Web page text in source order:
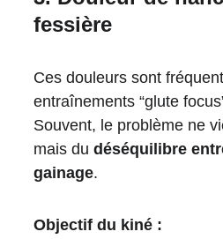
fessière
Ces douleurs sont
entraînements “glute
Souvent, le problème ne
mais du déséquilibre
gainage.
Objectif du kiné :